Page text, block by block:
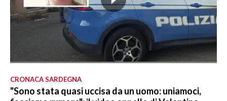
CRONACA SARDEGNA
"Sono stata quasi uccisa da un uomo: uniamoci,